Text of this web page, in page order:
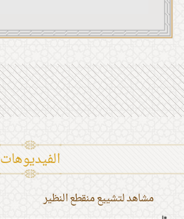
الفیدیوهات
مشاهد لتشييع منقطع النظير